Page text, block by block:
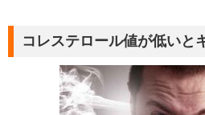
コレステロール値が低いと